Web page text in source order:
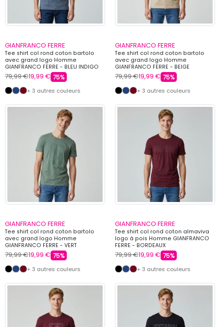
GIANFRANCO FERRE
Tee shirt col rond coton bartolo
avec grand logo Homme
GIANFRANCO FERRE - BLEU INDIGO
79,99 €19,99 € 75%
+ 3 autres couleurs
GIANFRANCO FERRE
Tee shirt col rond coton bartolo
avec grand logo Homme
GIANFRANCO FERRE - BEIGE
79,99 €19,99 € 75%
+ 3 autres couleurs
GIANFRANCO FERRE
Tee shirt col rond coton bartolo
avec grand logo Homme
GIANFRANCO FERRE - VERT
79,99 €19,99 € 75%
+ 3 autres couleurs
GIANFRANCO FERRE
Tee shirt col rond coton almaviva
logo à pois Homme GIANFRANCO
FERRE - BORDEAUX
79,99 €19,99 € 75%
+ 3 autres couleurs